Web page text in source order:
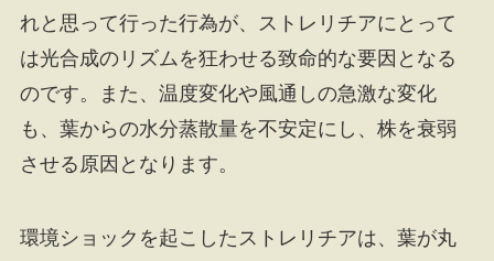
れと思って行った行為が、ストレリチアにとって
は光合成のリズムを狂わせる致命的な要因となる
のです。また、温度変化や風通しの急激な変化
も、葉からの水分蒸散量を不安定にし、株を衰弱
させる原因となります。
環境ショックを起こしたストレリチアは、葉が丸